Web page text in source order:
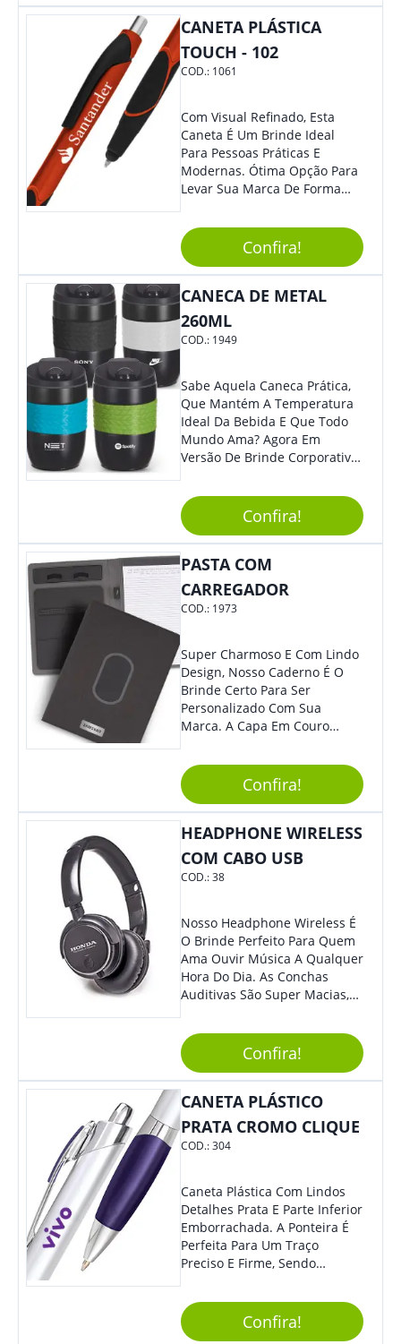
Reuniões, Aulas Ou Para
Organização Do Dia A Dia. -
Destacar Informações
Importantes Em Livros,
Assinaturas: Com Tinta De
Secagem Rápida, É Excelente
Para Assinar Documentos E
Contratos Com Elegância E
Segurança.
Mesmo Para Presentear
Colaboradores E Parceiros De
CANETA PLÁSTICA
TOUCH - 102
COD.: 1061
Com Visual Refinado, Esta
Caneta É Um Brinde Ideal
Para Pessoas Práticas E
Modernas. Ótima Opção Para
Levar Sua Marca De Forma
Sua Empresa Em Eventos,
Reuniões Corporativas Ou Até
Mesmo Para Presentear
Colaboradores E Parceiros De
Sua Empresa.
Confira!
CANECA DE METAL
260ML
COD.: 1949
Sabe Aquela Caneca Prática,
Que Mantém A Temperatura
Ideal Da Bebida E Que Todo
Mundo Ama? Agora Em
Versão De Brinde Corporativo
Sua Marca Com Muito Estilo E
Acrescentar Ainda Mais
Praticidade À Eventos E Feiras
De Exposição.
Confira!
PASTA COM
CARREGADOR
COD.: 1973
Super Charmoso E Com Lindo
Design, Nosso Caderno É O
Brinde Certo Para Ser
Personalizado Com Sua
Marca. A Capa Em Couro
Elástico Permite Maior
Segurança Ao Carregá-Lo.
Ofereça A Seus Clientes E
Colaboradores, Sem Dúvidas
Eles Irão Adorar.
Confira!
HEADPHONE WIRELESS
COM CABO USB
COD.:38
Nosso Headphone Wireless É
O Brinde Perfeito Para Quem
Ama Ouvir Música A Qualquer
Hora Do Dia. As Conchas
Auditivas São Super Macias,
Conforto Ao Utilizá-Lo. Com
Entrada Para Mini Sd Cartão
De Memória, Bateria Interna
Recarregável E Botões De
Volume, Avanço, Retrocesso E
Para Atender Ligações, O
Brinde Ainda É Compatível
Com Diversos Aparelhos.
Moderno Acrescenta Ainda
Mais Charme, O Que
Certamente Agregará Grande
Destaque À Sua Marca.
Confira!
CANETA PLÁSTICO
PRATA CROMO CLIQUE
COD.:304
Caneta Plástica Com Lindos
Detalhes Prata E Parte Inferior
Emborrachada. A Ponteira É
Perfeita Para Um Traço
Preciso E Firme, Sendo
Tradicional Porém Com
Design Minimalista Que Faz
Toda Diferença.
Confira!